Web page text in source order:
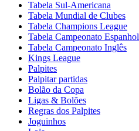
Tabela Sul-Americana
Tabela Mundial de Clubes
Tabela Champions League
Tabela Campeonato Espanhol
Tabela Campeonato Inglês
Kings League
Palpites
Palpitar partidas
Bolão da Copa
Ligas & Bolões
Regras dos Palpites
Joguinhos